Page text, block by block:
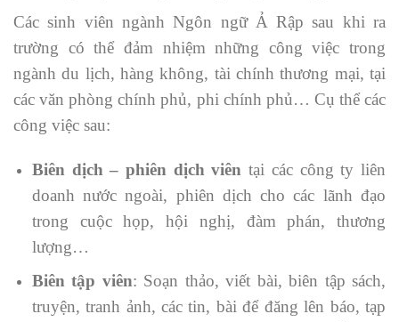
Các sinh viên ngành Ngôn ngữ Ả Rập sau khi ra
trường có thể đảm nhiệm những công việc trong
ngành du lịch, hàng không, tài chính thương mại, tại
các văn phòng chính phủ, phi chính phủ… Cụ thể các
công việc sau:
Biên dịch – phiên dịch viêntại các công ty liên
doanh nước ngoài, phiên dịch cho các lãnh đạo
trong cuộc họp, hội nghị, đàm phán, thương
lượng…
Biên tập viên: Soạn thảo, viết bài, biên tập sách,
truyện, tranh ảnh, các tin, bài để đăng lên báo, tạp